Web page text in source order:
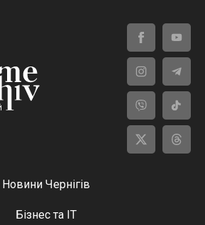
Новини Чернігів
Бізнес та ІТ